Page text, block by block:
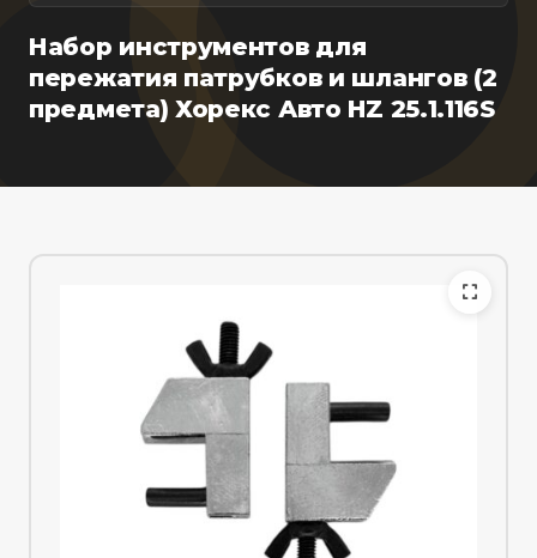
Набор инструментов для
пережатия патрубков и шлангов (2
предмета) Хорекс Авто HZ 25.1.116S